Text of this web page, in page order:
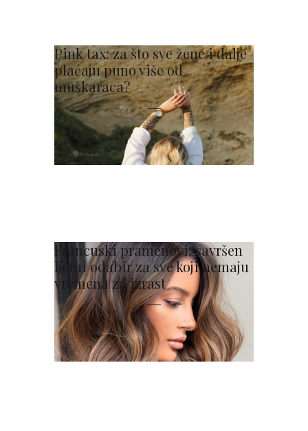
Pink tax: za što sve žene i dalje
plaćaju puno više od
muškaraca?
Francuski pramenovi: savršen
ljetni odabir za sve koji nemaju
vremena za izrast